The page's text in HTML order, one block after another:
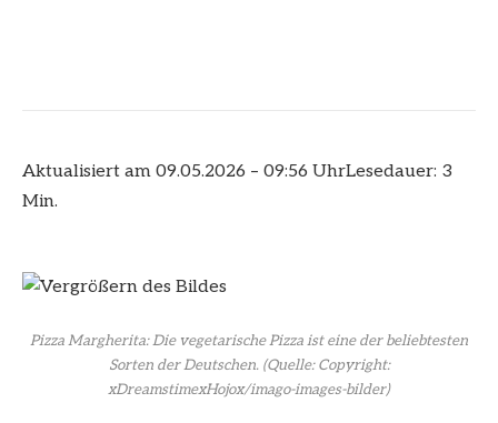
Aktualisiert am 09.05.2026 – 09:56 UhrLesedauer: 3
Min.
Pizza Margherita: Die vegetarische Pizza ist eine der beliebtesten
Sorten der Deutschen.(Quelle: Copyright:
xDreamstimexHojox/imago-images-bilder)